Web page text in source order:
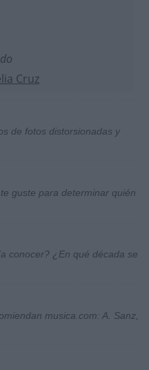
Cruz
de fotos distorsionadas y
guste para determinar quién
conocer? ¿En qué década se
musica.com: A. Sanz,